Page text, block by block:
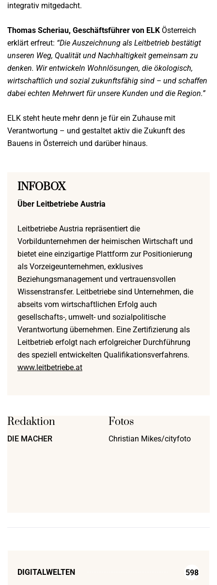
integrativ mitgedacht.
Thomas Scheriau, Geschäftsführer von ELK Österreich
erklärt erfreut: “Die Auszeichnung als Leitbetrieb bestätigt
unseren Weg, Qualität und Nachhaltigkeit gemeinsam zu
denken. Wir entwickeln Wohnlösungen, die ökologisch,
wirtschaftlich und sozial zukunftsfähig sind – und schaffen
dabei echten Mehrwert für unsere Kunden und die Region.”
ELK steht heute mehr denn je für ein Zuhause mit
Verantwortung – und gestaltet aktiv die Zukunft des
Bauens in Österreich und darüber hinaus.
INFOBOX
Über Leitbetriebe Austria
Leitbetriebe Austria repräsentiert die
Vorbildunternehmen der heimischen Wirtschaft und
bietet eine einzigartige Plattform zur Positionierung
als Vorzeigeunternehmen, exklusives
Beziehungsmanagement und vertrauensvollen
Wissenstransfer. Leitbetriebe sind Unternehmen, die
abseits vom wirtschaftlichen Erfolg auch
gesellschafts-, umwelt- und sozialpolitische
Verantwortung übernehmen. Eine Zertifizierung als
Leitbetrieb erfolgt nach erfolgreicher Durchführung
des speziell entwickelten Qualifikationsverfahrens.
www.leitbetriebe.at
Redaktion
DIE MACHER
Fotos
Christian Mikes/cityfoto
DIGITALWELTEN 598